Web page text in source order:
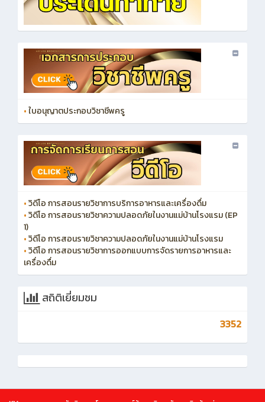
•ใบอนุญาตประกอบวิชาชีพครู
•วิดีโอ การสอนรายวิชาการบริการอาหารและเครื่องดื่ม
•วิดีโอ การสอนรายวิชาความปลอดภัยในงานแม่บ้านโรงแรม (EP
1)
•วิดีโอ การสอนรายวิชาความปลอดภัยในงานแม่บ้านโรงแรม
•วิดีโอ การสอนรายวิชาการออกแบบการจัดรายการอาหารและ
เครื่องดื่ม
สถิติเยี่ยมชม
3352